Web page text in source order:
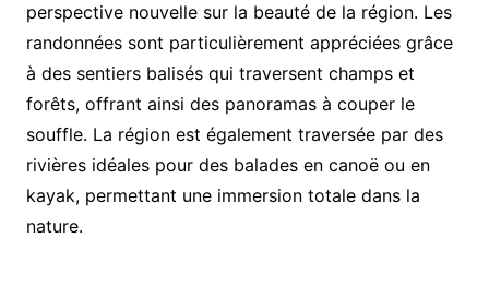
perspective nouvelle sur la beauté de la région. Les
randonnées sont particulièrement appréciées grâce
à des sentiers balisés qui traversent champs et
forêts, offrant ainsi des panoramas à couper le
souffle. La région est également traversée par des
rivières idéales pour des balades en canoë ou en
kayak, permettant une immersion totale dans la
nature.